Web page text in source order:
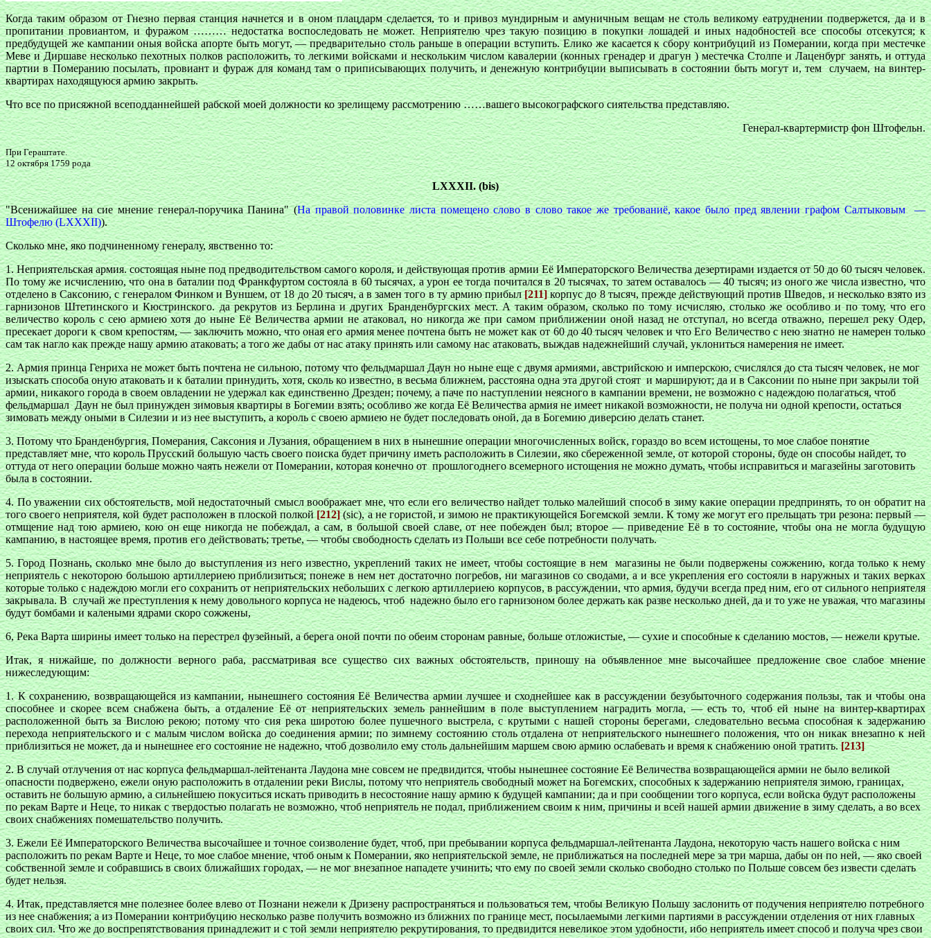
Когда таким образом от Гнезно первая станция начнется и в оном плацдарм сделается, то и привоз мундирным и амуничным вещам не столь великому еатруднении подвержется, да и в
пропитании провиантом, и фуражом ……… недостатка воспоследовать не может. Неприятелю чрез такую позицию в покупки лошадей и иных надобностей все способы отсекутся; к
предбудущей же кампании оныя войска апорте быть могут, — предварительно столь раньше в операции вступить. Елико же касается к сбору контрибуций из Померании, когда при местечке
Меве и Диршаве несколько пехотных полков расположить, то легкими войсками и нескольким числом кавалерии (конных гренадер и драгун ) местечка Столпе и Лаценбург занять, и оттуда
партии в Померанию посылать, провиант и фураж для команд там о приписывающих получить, и денежную контрибуции выписывать в состоянии быть могут и, тем случаем, на винтер-
квартирах находящуюся армию закрыть.
Что все по присяжной всеподданнейшей рабской моей должности ко зрелищему рассмотрению ……вашего высокографского сиятельства представляю.
Генерал-квартермистр фон Штофельн.
При Гераштате.
12 октября 1759 рода
LХХХII. (bis)
"Всенижайшее на сие мнение генерал-поручика Панина"(На правой половинке листа помещено слово в слово такое же требованиё, какое было пред явлении графом Салтыковым —
Штофелю (LХХХII)).
Сколько мне, яко подчиненному генералу, явственно то:
1. Неприятельская армия. состоящая ныне под предводительством самого короля, и действующая против армии Её Императорского Величества дезертирами издается от 50 до 60 тысяч человек.
По тому же исчислению, что она в баталии под Франкфуртом состояла в 60 тысячах, а урон ее тогда почитался в 20 тысячах, то затем оставалось — 40 тысяч; из оного же числа известно, что
отделено в Саксонию, с генералом Финком и Вуншем, от 18 до 20 тысяч, а в замен того в ту армию прибыл[211]корпус до 8 тысяч, прежде действующий против Шведов, и несколько взято из
гарнизонов Штетинского и Кюстринского. да рекрутов из Берлина и других Бранденбургских мест. А таким образом, сколько по тому исчисляю, столько же особливо и по тому, что его
величество король с сею армиею хотя до ныне Её Величества армии не атаковал, но никогда же при самом приближении оной назад не отступал, но всегда отважно, перешел реку Одер,
пресекает дороги к свом крепостям, — заключить можно, что оная его армия менее почтена быть не может как от 60 до 40 тысяч человек и что Его Величество с нею знатно не намерен только
сам так нагло как прежде нашу армию атаковать; а того же дабы от нас атаку принять или самому нас атаковать, выждав надежнейший случай, уклониться намерения не имеет.
2. Армия принца Генриха не может быть почтена не сильною, потому что фельдмаршал Даун но ныне еще с двумя армиями, австрийскою и имперскою, счислялся до ста тысяч человек, не мог
изыскать способа оную атаковать и к баталии принудить, хотя, сколь ко известно, в весьма ближнем, расстояна одна эта другой стоят и маршируют; да и в Саксонии по ныне при закрыли той
армии, никакого города в своем овладении не удержал как единственно Дрезден; почему, а паче по наступлении неясного в кампании времени, не возможно с надеждою полагаться, чтоб
фельдмаршал Даун не был принужден зимовыя квартиры в Богемии взять; особливо же когда Её Величества армия не имеет никакой возможности, не получа ни одной крепости, остаться
зимовать между оными в Силезии и из нее выступить, а король с своею армиею не будет последовать оной, да в Богемию диверсию делать станет.
3. Потому что Бранденбургия, Померания, Саксония и Лузания, обращением в них в нынешние операции многочисленных войск, гораздо во всем истощены, то мое слабое понятие
представляет мне, что король Прусский большую часть своего поиска будет причину иметь расположить в Силезии, яко сбереженной земле, от которой стороны, буде он способы найдет, то
оттуда от него операции больше можно чаять нежели от Померании, которая конечно от прошлогоднего всемерного истощения не можно думать, чтобы исправиться и магазейны заготовить
была в состоянии.
4. По уважении сих обстоятельств, мой недостаточный смысл воображает мне, что если его величество найдет только малейший способ в зиму какие операции предпринять, то он обратит на
того своего неприятеля, кой будет расположен в плоской полкой[212](sic), а не гористой, и зимою не практикующейся Богемской земли. К тому же могут его прельщать три резона: первый —
отмщение над тою армиею, кою он еще никогда не побеждал, а сам, в большой своей славе, от нее побежден был; второе — приведение Её в то состояние, чтобы она не могла будущую
кампанию, в настоящее время, против его действовать; третье, — чтобы свободность сделать из Польши все себе потребности получать.
5. Город Познань, сколько мне было до выступления из него известно, укреплений таких не имеет, чтобы состоящие в нем магазины не были подвержены сожжению, когда только к нему
неприятель с некоторою большою артиллериею приблизиться; понеже в нем нет достаточно погребов, ни магазинов со сводами, а и все укрепления его состояли в наружных и таких верках
которые только с надеждою могли его сохранить от неприятельских небольших с легкою артиллериею корпусов, в рассуждении, что армия, будучи всегда пред ним, его от сильного неприятеля
закрывала. В случай же преступления к нему довольного корпуса не надеюсь, чтоб надежно было его гарнизоном более держать как разве несколько дней, да и то уже не уважая, что магазины
будут бомбами и калеными ядрами скоро сожжены,
6, Река Варта ширины имеет только на перестрел фузейный, а берега оной почти по обеим сторонам равные, больше отложистые, — сухие и способные к сделанию мостов, — нежели крутые.
Итак, я нижайше, по должности верного раба, рассматривая все существо сих важных обстоятельств, приношу на объявленное мне высочайшее предложение свое слабое мнение
нижеследующим:
1. К сохранению, возвращающейся из кампании, нынешнего состояния Её Величества армии лучшее и сходнейшее как в рассуждении безубыточного содержания пользы, так и чтобы она
способнее и скорее всем снабжена быть, а отдаление Её от неприятельских земель раннейшим в поле выступлением наградить могла, — есть то, чтоб ей ныне на винтер-квартирах
расположенной быть за Вислою рекою; потому что сия река широтою более пушечного выстрела, с крутыми с нашей стороны берегами, следовательно весьма способная к задержанию
перехода неприятельского и с малым числом войска до соединения армии; по зимнему состоянию столь отдалена от неприятельского нынешнего положения, что он никак внезапно к ней
приблизиться не может, да и нынешнее его состояние не надежно, чтоб дозволило ему столь дальнейшим маршем свою армию ослабевать и время к снабжению оной тратить.[213]
2. В случай отлучения от нас корпуса фельдмаршал-лейтенанта Лаудона мне совсем не предвидится, чтобы нынешнее состояние Её Величества возвращающейся армии не было великой
опасности подвержено, ежели оную расположить в отдалении реки Вислы, потому что неприятель свободный может на Богемских, способных к задержанию неприятеля зимою, границах,
оставить не большую армию, а сильнейшею покуситься искать приводить в несостояние нашу армию к будущей кампании; да и при сообщении того корпуса, если войска будут расположены
по рекам Варте и Неце, то никак с твердостью полагать не возможно, чтоб неприятель не подал, приближением своим к ним, причины и всей нашей армии движение в зиму сделать, а во всех
своих снабжениях помешательство получить.
3. Ежели Её Императорского Величества высочайшее и точное соизволение будет, чтоб, при пребывании корпуса фельдмаршал-лейтенанта Лаудона, некоторую часть нашего войска с ним
расположить по рекам Варте и Неце, то мое слабое мнение, чтоб оным к Померании, яко неприятельской земле, не приближаться на последней мере за три марша, дабы он по ней, — яко своей
собственной земле и собравшись в своих ближайших городах, — не мог внезапное нападете учинить; что ему по своей земли сколько свободно столько по Польше совсем без извести сделать
будет нельзя.
4. Итак, представляется мне полезнее более влево от Познани нежели к Дризену распространяться и пользоваться тем, чтобы Великую Польшу заслонить от подучения неприятелю потребного
из нее снабжения; а из Померании контрибуцию несколько разве получить возможно из ближних по границе мест, посылаемыми легкими партиями в рассуждении отделения от них главных
своих сил. Что же до воспрепятствования принадлежит и с той земли неприятелю рекрутирования, то предвидится невеликое этом удобности, ибо неприятель имеет способ и получа чрез свои